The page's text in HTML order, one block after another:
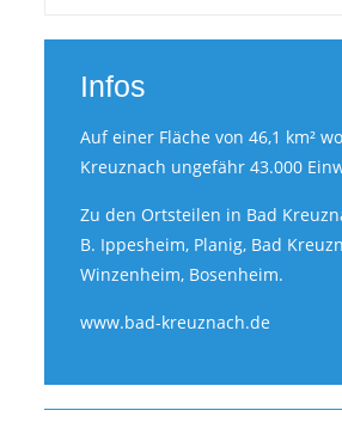
Infos
Auf einer Fläche von 46,1 km²
Kreuznach ungefähr 43.000
Zu den Ortsteilen in Bad
B. Ippesheim, Planig, Bad
Winzenheim, Bosenheim.
www.bad-kreuznach.de